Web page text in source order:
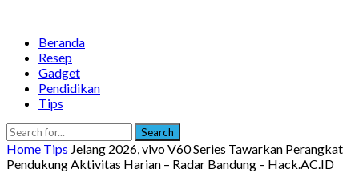
Beranda
Resep
Gadget
Pendidikan
Tips
Search
Home Tips Jelang 2026, vivo V60 Series Tawarkan Perangkat
Pendukung Aktivitas Harian – Radar Bandung – Hack.AC.ID